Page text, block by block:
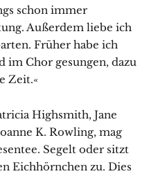
schon immer
Außerdem liebe ich
Früher habe ich
im Chor gesungen, dazu
Zeit.«
Highsmith, Jane
K. Rowling, mag
Segelt oder sitzt
Eichhörnchen zu. Dies